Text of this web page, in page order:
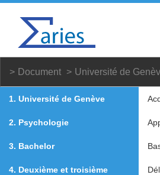
Document Université de
1. Université de Genève
2. Psychologie
3. Bachelor
4. Deuxième et troisième